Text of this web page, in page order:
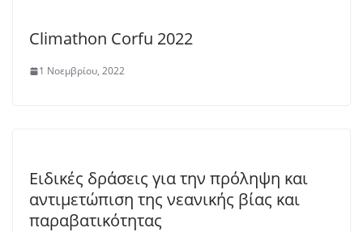
Climathon Corfu 2022
1 Νοεμβρίου, 2022
Ειδικές δράσεις για την πρόληψη και
αντιμετώπιση της νεανικής βίας και
παραβατικότητας